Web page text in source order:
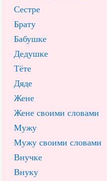
Сестре
Брату
Бабушке
Дедушке
Тёте
Дяде
Жене
Жене своими словами
Мужу
Мужу своими словами
Внучке
Внуку